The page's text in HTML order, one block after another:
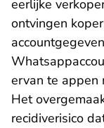
eerlijke
ontvingen
ervan te appen
Het
recidiverisico